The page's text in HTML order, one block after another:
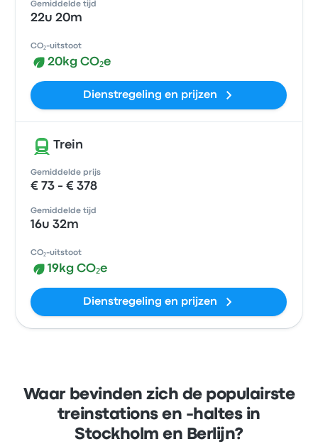
Gemiddelde tijd
22u 20m
CO₂-uitstoot
20kg CO₂e
Dienstregeling en prijzen
Trein
Gemiddelde prijs
€ 73 - € 378
Gemiddelde tijd
16u 32m
CO₂-uitstoot
19kg CO₂e
Dienstregeling en prijzen
Waar bevinden zich de populairste
treinstations en -haltes in
Stockholm en Berlijn?